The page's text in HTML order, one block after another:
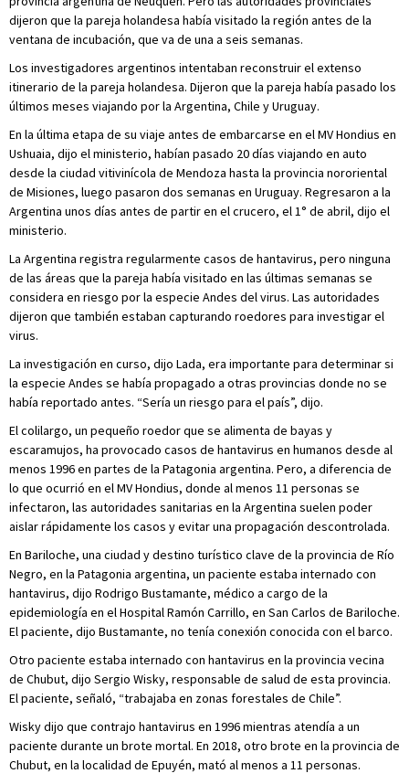
dijeron que la pareja holandesa había visitado la región antes de la
ventana de incubación, que va de una a seis semanas.
Los investigadores argentinos intentaban reconstruir el extenso
itinerario de la pareja holandesa. Dijeron que la pareja había pasado los
últimos meses viajando por la Argentina, Chile y Uruguay.
En la última etapa de su viaje antes de embarcarse en el MV Hondius en
Ushuaia, dijo el ministerio, habían pasado 20 días viajando en auto
desde la ciudad vitivinícola de Mendoza hasta la provincia nororiental
de Misiones, luego pasaron dos semanas en Uruguay. Regresaron a la
Argentina unos días antes de partir en el crucero, el 1° de abril, dijo el
ministerio.
La Argentina registra regularmente casos de hantavirus, pero ninguna
de las áreas que la pareja había visitado en las últimas semanas se
considera en riesgo por la especie Andes del virus. Las autoridades
dijeron que también estaban capturando roedores para investigar el
virus.
La investigación en curso, dijo Lada, era importante para determinar si
la especie Andes se había propagado a otras provincias donde no se
había reportado antes. “Sería un riesgo para el país”, dijo.
El colilargo, un pequeño roedor que se alimenta de bayas y
escaramujos, ha provocado casos de hantavirus en humanos desde al
menos 1996 en partes de la Patagonia argentina. Pero, a diferencia de
lo que ocurrió en el MV Hondius, donde al menos 11 personas se
infectaron, las autoridades sanitarias en la Argentina suelen poder
aislar rápidamente los casos y evitar una propagación descontrolada.
En Bariloche, una ciudad y destino turístico clave de la provincia de Río
Negro, en la Patagonia argentina, un paciente estaba internado con
hantavirus, dijo Rodrigo Bustamante, médico a cargo de la
epidemiología en el Hospital Ramón Carrillo, en San Carlos de Bariloche.
El paciente, dijo Bustamante, no tenía conexión conocida con el barco.
Otro paciente estaba internado con hantavirus en la provincia vecina
de Chubut, dijo Sergio Wisky, responsable de salud de esta provincia.
El paciente, señaló, “trabajaba en zonas forestales de Chile”.
Wisky dijo que contrajo hantavirus en 1996 mientras atendía a un
paciente durante un brote mortal. En 2018, otro brote en la provincia de
Chubut, en la localidad de Epuyén, mató al menos a 11 personas.